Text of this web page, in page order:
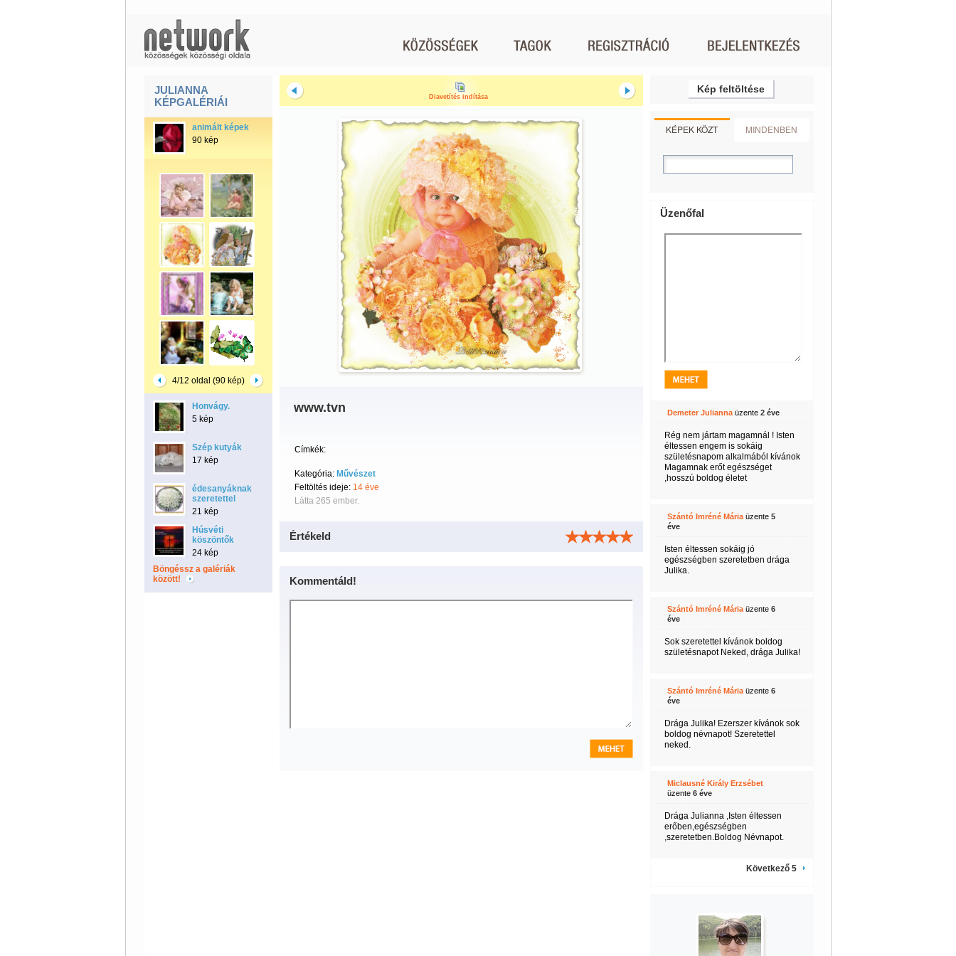
JULIANNA
KÉPGALÉRIÁI
animált képek
90 kép
4/12 oldal (90 kép)
Honvágy.
5 kép
Szép kutyák
17 kép
édesanyáknak
szeretettel
21 kép
Húsvéti
köszöntők
24 kép
Böngéssz a galériák
között!
Diavetítés indítása
www.tvn
Címkék:
Kategória: Művészet
Feltöltés ideje: 14 éve
Látta 265 ember.
Értékeld
Kommentáld!
Kép feltöltése
KÉPEK KÖZT MINDENBEN
Üzenőfal
Demeter Juliannaüzente 2 éve
Rég nem jártam magamnál ! Isten
éltessen engem is sokáig
születésnapom alkalmából kívánok
Magamnak erőt egészséget
,hosszú boldog életet
Szántó Imréné Máriaüzente 5
éve
Isten éltessen sokáig jó
egészségben szeretetben drága
Julika.
Szántó Imréné Máriaüzente 6
éve
Sok szeretettel kívánok boldog
születésnapot Neked, drága Julika!
Szántó Imréné Máriaüzente 6
éve
Drága Julika! Ezerszer kívánok sok
boldog névnapot! Szeretettel
neked.
Miclausné Király Erzsébet
üzente 6 éve
Drága Julianna ,Isten éltessen
erőben,egészségben
,szeretetben.Boldog Névnapot.
Következő 5